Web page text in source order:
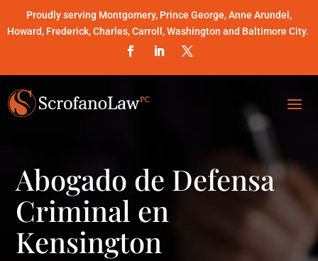
Proudly serving Montgomery, Prince George, Anne Arundel,
Howard, Frederick, Charles, Carroll, Washington and Baltimore City.
Abogado de Defensa
Criminal en
Kensington